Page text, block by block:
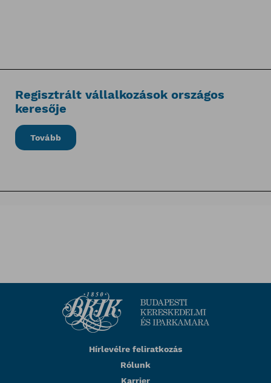
Regisztrált vállalkozások országos
keresője
Tovább
Hírlevélre feliratkozás
Rólunk
Karrier